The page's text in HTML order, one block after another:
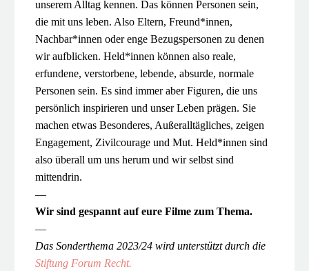
unserem Alltag kennen. Das können Personen sein,
die mit uns leben. Also Eltern, Freund*innen,
Nachbar*innen oder enge Bezugspersonen zu denen
wir aufblicken. Held*innen können also reale,
erfundene, verstorbene, lebende, absurde, normale
Personen sein. Es sind immer aber Figuren, die uns
persönlich inspirieren und unser Leben prägen. Sie
machen etwas Besonderes, Außeralltägliches, zeigen
Engagement, Zivilcourage und Mut. Held*innen sind
also überall um uns herum und wir selbst sind
mittendrin.
—
Wir sind gespannt auf eure Filme zum Thema.
—
Das Sonderthema 2023/24 wird unterstützt durch die
Stiftung Forum Recht.